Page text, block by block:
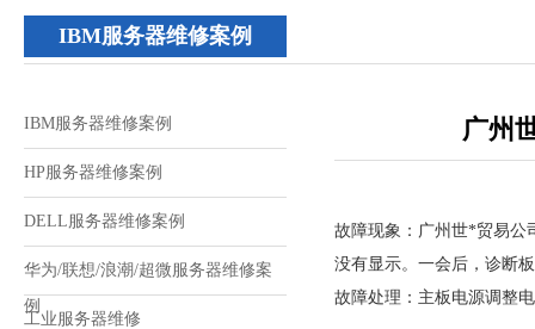
IBM服务器维修案例
IBM服务器维修案例
HP服务器维修案例
DELL服务器维修案例
华为/联想/浪潮/超微服务器维修案
例
工业服务器维修
广州
故障现象：广州世*贸易公
没有显示。一会后，诊断
故障处理：主板电源调整